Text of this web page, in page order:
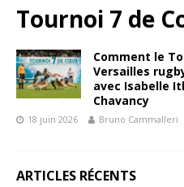
Tournoi 7 de
Comment le
Versailles
avec Isabelle
Chavancy
18 juin 2026 Bruno Cammalleri
ARTICLES RÉCENTS